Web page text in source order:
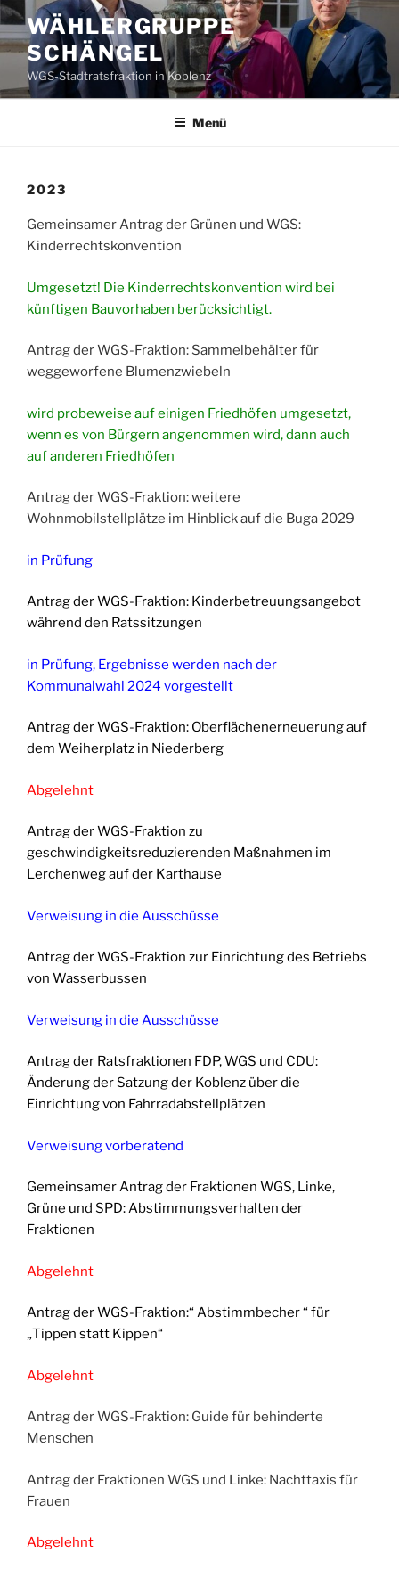
Zum
Inhalt
springen
WÄHLERGRUPPE
SCHÄNGEL
WGS-Stadtratsfraktion in Koblenz
Menü
2023
Gemeinsamer Antrag der Grünen und WGS:
Kinderrechtskonvention
Umgesetzt! Die Kinderrechtskonvention wird bei
künftigen Bauvorhaben berücksichtigt.
Antrag der WGS-Fraktion: Sammelbehälter für
weggeworfene Blumenzwiebeln
wird probeweise auf einigen Friedhöfen umgesetzt,
wenn es von Bürgern angenommen wird, dann auch
auf anderen Friedhöfen
Antrag der WGS-Fraktion: weitere
Wohnmobilstellplätze im Hinblick auf die Buga 2029
in Prüfung
Antrag der WGS-Fraktion: Kinderbetreuungsangebot
während den Ratssitzungen
in Prüfung, Ergebnisse werden nach der
Kommunalwahl 2024 vorgestellt
Antrag der WGS-Fraktion: Oberflächenerneuerung auf
dem Weiherplatz in Niederberg
Abgelehnt
Antrag der WGS-Fraktion zu
geschwindigkeitsreduzierenden Maßnahmen im
Lerchenweg auf der Karthause
Verweisung in die Ausschüsse
Antrag der WGS-Fraktion zur Einrichtung des Betriebs
von Wasserbussen
Verweisung in die Ausschüsse
Antrag der Ratsfraktionen FDP, WGS und CDU:
Änderung der Satzung der Koblenz über die
Einrichtung von Fahrradabstellplätzen
Verweisung vorberatend
Gemeinsamer Antrag der Fraktionen WGS, Linke,
Grüne und SPD: Abstimmungsverhalten der
Fraktionen
Abgelehnt
Antrag der WGS-Fraktion:“ Abstimmbecher “ für
„Tippen statt Kippen“
Abgelehnt
Antrag der WGS-Fraktion: Guide für behinderte
Menschen
Antrag der Fraktionen WGS und Linke: Nachttaxis für
Frauen
Abgelehnt